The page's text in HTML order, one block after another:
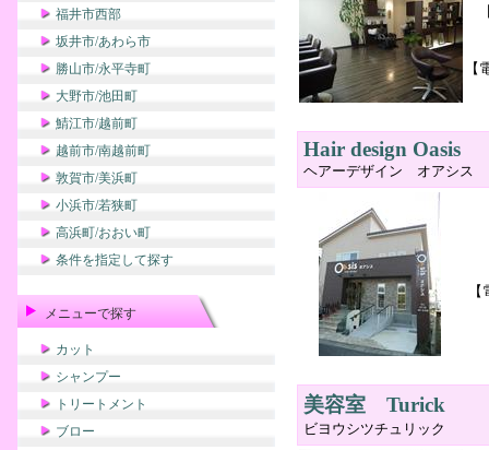
福井市西部
坂井市/あわら市
勝山市/永平寺町
大野市/池田町
鯖江市/越前町
越前市/南越前町
敦賀市/美浜町
小浜市/若狭町
高浜町/おおい町
条件を指定して探す
メニューで探す
カット
シャンプー
トリートメント
ブロー
【
Hair design Oasis
ヘアーデザイン オアシス
美容室 Turick
ビヨウシツチュリック